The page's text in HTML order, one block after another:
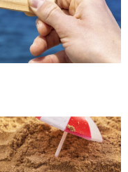
© Michael Bihlmayer